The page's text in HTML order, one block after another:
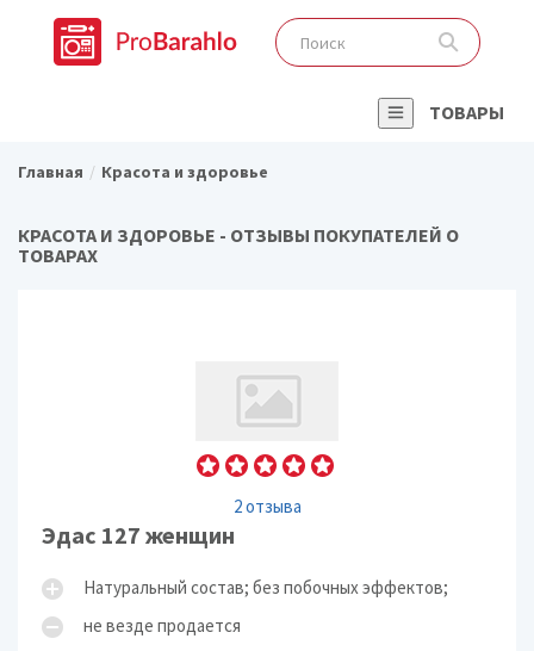
ТОВАРЫ
Главная Красота и здоровье
КРАСОТА И ЗДОРОВЬЕ - ОТЗЫВЫ ПОКУПАТЕЛЕЙ О
ТОВАРАХ
2 отзыва
Эдас 127 женщин
Натуральный состав; без побочных эффектов;
не везде продается